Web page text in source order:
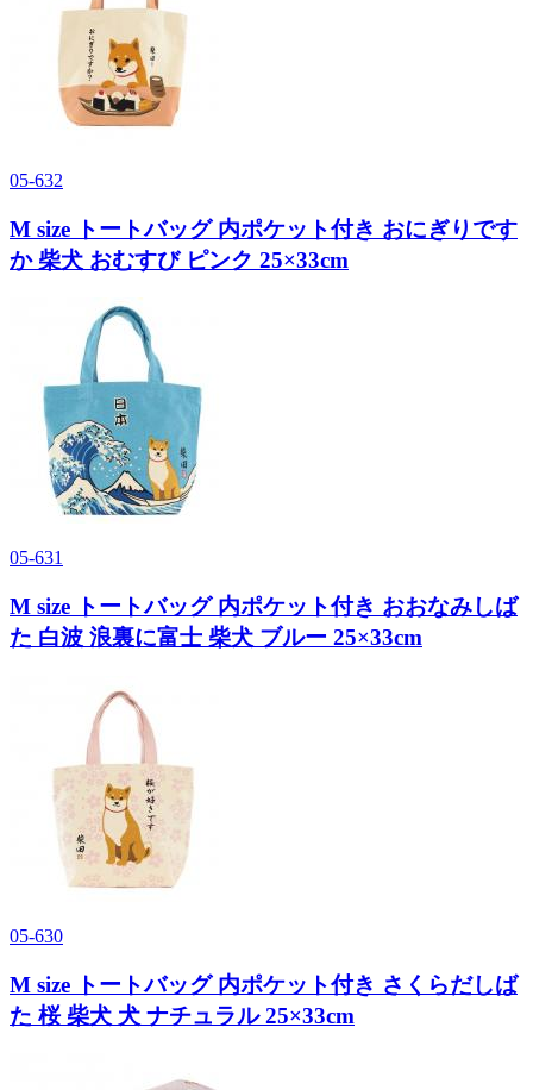
05-632
M size トートバッグ 内ポケット付き おにぎりです
か 柴犬 おむすび ピンク 25×33cm
05-631
M size トートバッグ 内ポケット付き おおなみしば
た 白波 浪裏に富士 柴犬 ブルー 25×33cm
05-630
M size トートバッグ 内ポケット付き さくらだしば
た 桜 柴犬 犬 ナチュラル 25×33cm